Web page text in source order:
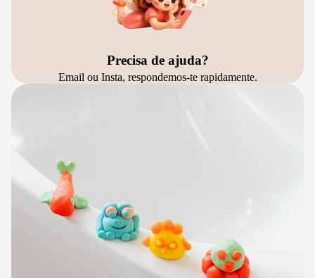
Precisa de ajuda?
Email ou Insta, respondemos-te rapidamente.